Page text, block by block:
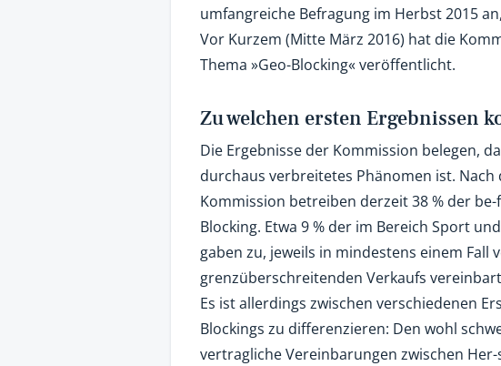
umfangreiche Befragung im Herbst 2015
Vor Kurzem (Mitte März 2016) hat die
Thema »Geo-Blocking« veröffentlicht.
Zu welchen ersten Ergebnissen
Die Ergebnisse der Kommission belegen,
durchaus verbreitetes Phänomen ist.
Kommission betreiben derzeit 38 % der
Blocking. Etwa 9 % der im Bereich Sport
gaben zu, jeweils in mindestens einem Fall
grenzüberschreitenden Verkaufs
Es ist allerdings zwischen verschiedenen
Blockings zu differenzieren: Den wohl
vertragliche Vereinbarungen zwischen